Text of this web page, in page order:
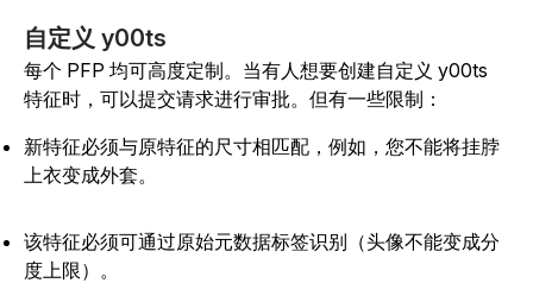
自定义 y00ts
每个 PFP 均可高度定制。当有人想要创建自定义 y00ts
特征时，可以提交请求进行审批。但有一些限制：
新特征必须与原特征的尺寸相匹配，例如，您不能将挂脖
上衣变成外套。
该特征必须可通过原始元数据标签识别（头像不能变成分
度上限）。